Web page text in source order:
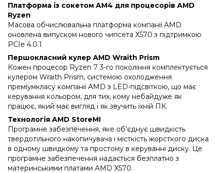
Платформа із сокетом AM4 для процесорів AMD
Ryzen
Масова обчислювальна платформа компанії AMD
оновлена випуском нового чипсета X570 з підтримкою
PCIe 4.0.1
Першокласний кулер AMD Wraith Prism
Кожен процесор Ryzen 7 3-го покоління комплектується
кулером Wraith Prism, системою охолодження
преміумкласу компанії AMD з LED-підсвіткою, що має
керування кольором, для тих, кому небайдуже як
працює, який має вигляд і як звучить їхній ПК.
Технологія AMD StoreMI
Програмне забезпечення, яке об'єднує швидкість
твердотільного накопичувача і місткість жорсткого диска
в одному швидкому та простому в керуванні диску. Це
програмне забезпечення надається безплатно з
материнськими платами AMD X570.